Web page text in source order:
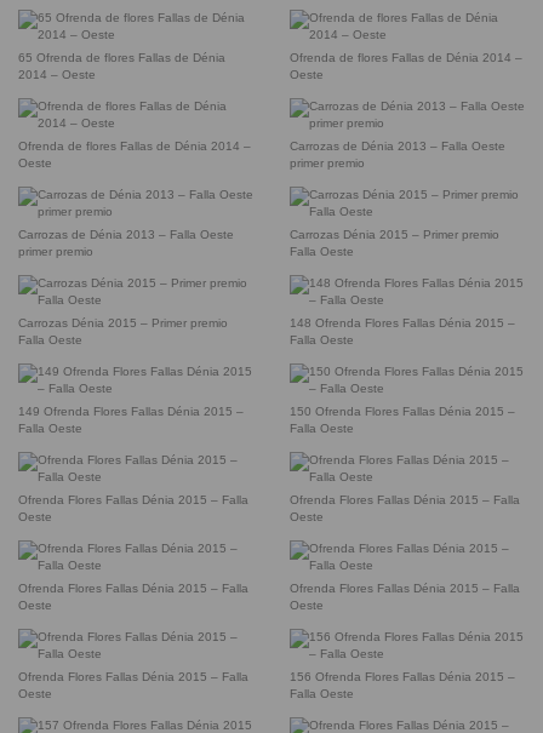
65 Ofrenda de flores Fallas de Dénia
2014 – Oeste
Ofrenda de flores Fallas de Dénia 2014 –
Oeste
Ofrenda de flores Fallas de Dénia 2014 –
Oeste
Carrozas de Dénia 2013 – Falla Oeste
primer premio
Carrozas de Dénia 2013 – Falla Oeste
primer premio
Carrozas Dénia 2015 – Primer premio
Falla Oeste
Carrozas Dénia 2015 – Primer premio
Falla Oeste
148 Ofrenda Flores Fallas Dénia 2015 –
Falla Oeste
149 Ofrenda Flores Fallas Dénia 2015 –
Falla Oeste
150 Ofrenda Flores Fallas Dénia 2015 –
Falla Oeste
Ofrenda Flores Fallas Dénia 2015 – Falla
Oeste
Ofrenda Flores Fallas Dénia 2015 – Falla
Oeste
Ofrenda Flores Fallas Dénia 2015 – Falla
Oeste
Ofrenda Flores Fallas Dénia 2015 – Falla
Oeste
Ofrenda Flores Fallas Dénia 2015 – Falla
Oeste
156 Ofrenda Flores Fallas Dénia 2015 –
Falla Oeste